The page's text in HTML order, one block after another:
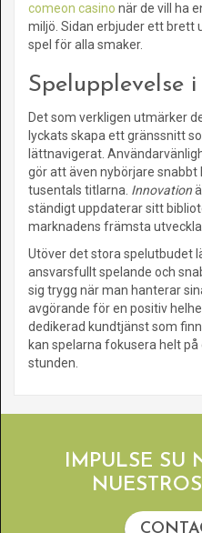
comeon casino när de vill ha
miljö. Sidan erbjuder ett brett
spel för alla smaker.
Spelupplevelse
Det som verkligen utmärker
lyckats skapa ett gränssnitt
lättnavigerat.
gör att även nybörjare
tusentals titlarna. Innovation
ständigt uppdaterar sitt
marknadens främsta
Utöver det stora spelutbudet
ansvarsfullt spelande och
sig trygg när man hanterar
avgörande för en positiv
dedikerad kundtjänst som
kan spelarna fokusera helt
stunden.
IMPULSE SU